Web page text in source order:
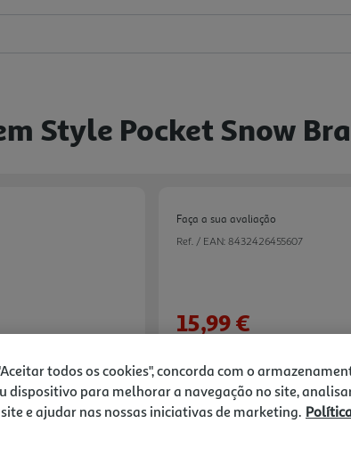
Style Pocket Snow
Next
Faça a sua avaliação
Ref. / EAN: 8432426455607
15,99 €
,
todos os cookies", concorda com o
dispositivo para melhorar a navegação no site,
e ajudar nas nossas iniciativas de marketing.